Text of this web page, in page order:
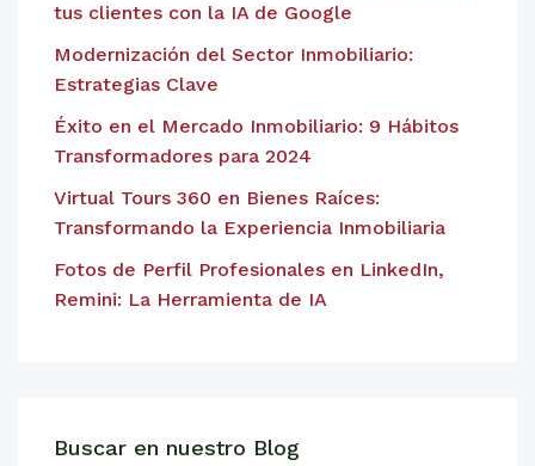
tus clientes con la IA de Google
Modernización del Sector Inmobiliario:
Estrategias Clave
Éxito en el Mercado Inmobiliario: 9 Hábitos
Transformadores para 2024
Virtual Tours 360 en Bienes Raíces:
Transformando la Experiencia Inmobiliaria
Fotos de Perfil Profesionales en LinkedIn,
Remini: La Herramienta de IA
Buscar en nuestro Blog